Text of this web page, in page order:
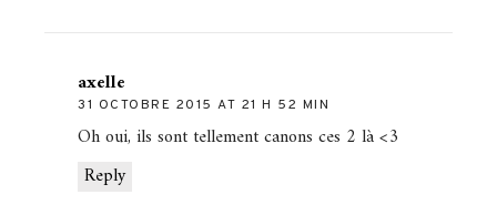
axelle
31 OCTOBRE 2015 AT 21 H 52 MIN
Reply
Oh oui, ils sont tellement canons ces 2 là <3